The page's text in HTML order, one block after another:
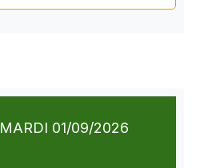
MARDI 01/09/2026